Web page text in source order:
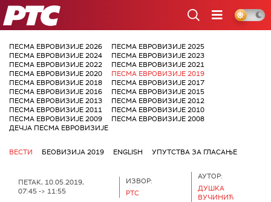
РТС
ПЕСМА ЕВРОВИЗИЈЕ 2026
ПЕСМА ЕВРОВИЗИЈЕ 2025
ПЕСМА ЕВРОВИЗИЈЕ 2024
ПЕСМА ЕВРОВИЗИЈЕ 2023
ПЕСМА ЕВРОВИЗИЈЕ 2022
ПЕСМА ЕВРОВИЗИЈЕ 2021
ПЕСМА ЕВРОВИЗИЈЕ 2020
ПЕСМА ЕВРОВИЗИЈЕ 2019
ПЕСМА ЕВРОВИЗИЈЕ 2018
ПЕСМА ЕВРОВИЗИЈЕ 2017
ПЕСМА ЕВРОВИЗИЈЕ 2016
ПЕСМА ЕВРОВИЗИЈЕ 2015
ПЕСМА ЕВРОВИЗИЈЕ 2013
ПЕСМА ЕВРОВИЗИЈЕ 2012
ПЕСМА ЕВРОВИЗИЈЕ 2011
ПЕСМА ЕВРОВИЗИЈЕ 2010
ПЕСМА ЕВРОВИЗИЈЕ 2009
ПЕСМА ЕВРОВИЗИЈЕ 2008
ДЕЧЈА ПЕСМА ЕВРОВИЗИЈЕ
ВЕСТИ БЕОВИЗИЈА 2019 ENGLISH УПУТСТВА ЗА ГЛАСАЊЕ
ПЕТАК, 10.05.2019,
07:45 -> 11:55
ИЗВОР:
РТС
АУТОР:
ДУШКА
ВУЧИНИЋ